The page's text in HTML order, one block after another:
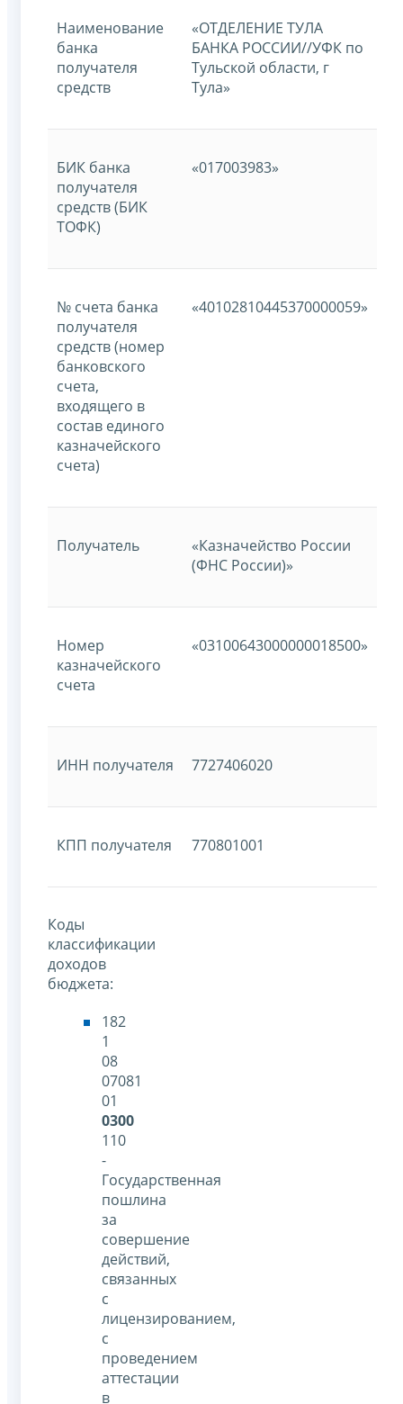
Наименование
банка
получателя
средств
«ОТДЕЛЕНИЕ ТУЛА
БАНКА РОССИИ//УФК по
Тульской области, г
Тула»
БИК банка
получателя
средств (БИК
ТОФК)
«017003983»
№ счета банка
получателя
средств (номер
банковского
счета,
входящего в
состав единого
казначейского
счета)
«40102810445370000059»
Получатель
«Казначейство России
(ФНС России)»
Номер
казначейского
счета
«03100643000000018500»
ИНН получателя 7727406020
КПП получателя 770801001
Коды
классификации
доходов
бюджета:
182
1
08
07081
01
0300
110
-
Государственная
пошлина
за
совершение
действий,
связанных
с
лицензированием,
с
проведением
аттестации
в